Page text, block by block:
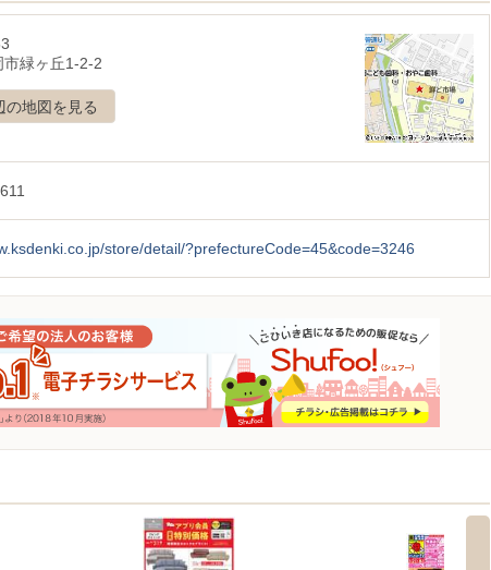
市緑ヶ丘1-2-2
の地図を見る
store/detail/?prefectureCode=45&code=3246